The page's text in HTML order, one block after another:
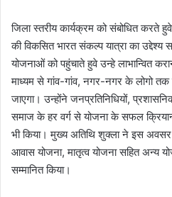
जिला स्तरीय कार्यक्रम को संबोधित करते
की विकसित भारत संकल्प यात्रा का
योजनाओं को पहुंचाते हुवे उन्हे लाभान्वित
माध्यम से गांव-गांव, नगर-नगर के लोगो तक
जाएगा। उन्होंने जनप्रतिनिधियों,
समाज के हर वर्ग से योजना के सफल
भी किया। मुख्य अतिथि शुक्ला ने इस
आवास योजना, मातृत्व योजना सहित अन्य
सम्मानित किया।